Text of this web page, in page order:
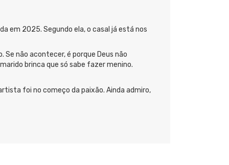
em 2025. Segundo ela, o casal já está nos
Se não acontecer, é porque Deus não
brinca que só sabe fazer menino.
foi no começo da paixão. Ainda admiro,